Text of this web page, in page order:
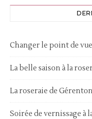
Changer le point de vue
La belle saison à la
La roseraie de
Soirée de vernissage à